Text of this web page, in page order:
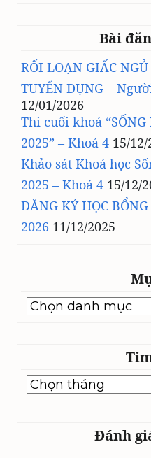
Bài
RỐI LOẠN GIẤC NGỦ
TUYỂN DỤNG –
12/01/2026
Thi cuối khoá “SỐNG
2025” – Khoá 4 15/12/
Khảo sát Khoá học
2025 – Khoá 4 15/12/
ĐĂNG KÝ HỌC
2026 11/12/2025
Mục
lục
Time
line
Đánh